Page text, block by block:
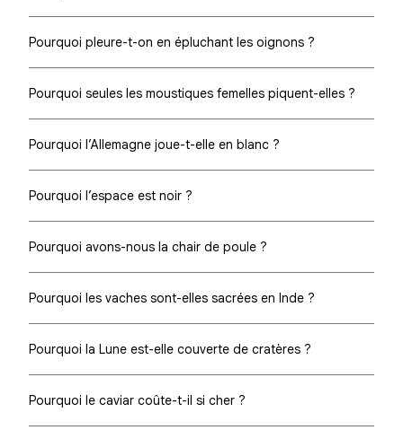
Pourquoi pleure-t-on en épluchant les oignons ?
Pourquoi seules les moustiques femelles piquent-elles ?
Pourquoi l’Allemagne joue-t-elle en blanc ?
Pourquoi l’espace est noir ?
Pourquoi avons-nous la chair de poule ?
Pourquoi les vaches sont-elles sacrées en Inde ?
Pourquoi la Lune est-elle couverte de cratères ?
Pourquoi le caviar coûte-t-il si cher ?